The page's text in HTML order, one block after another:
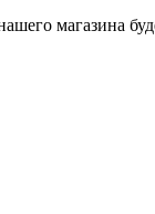
магазина